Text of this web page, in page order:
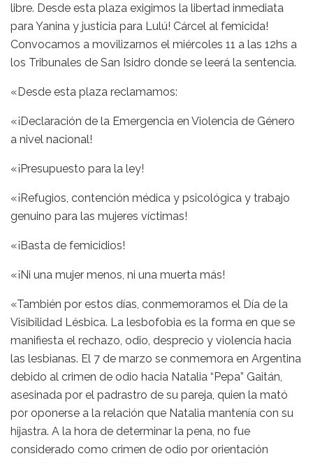
libre. Desde esta plaza exigimos la libertad inmediata
para Yanina y justicia para Lulú! Cárcel al femicida!
Convocamos a movilizarnos el miércoles 11 a las 12hs a
los Tribunales de San Isidro donde se leerá la sentencia.
«Desde esta plaza reclamamos:
«¡Declaración de la Emergencia en Violencia de Género
a nivel nacional!
«¡Presupuesto para la ley!
«¡Refugios, contención médica y psicológica y trabajo
genuino para las mujeres víctimas!
«¡Basta de femicidios!
«¡Ni una mujer menos, ni una muerta más!
«También por estos días, conmemoramos el Día de la
Visibilidad Lésbica. La lesbofobia es la forma en que se
manifiesta el rechazo, odio, desprecio y violencia hacia
las lesbianas. El 7 de marzo se conmemora en Argentina
debido al crimen de odio hacia Natalia “Pepa” Gaitán,
asesinada por el padrastro de su pareja, quien la mató
por oponerse a la relación que Natalia mantenía con su
hijastra. A la hora de determinar la pena, no fue
considerado como crimen de odio por orientación